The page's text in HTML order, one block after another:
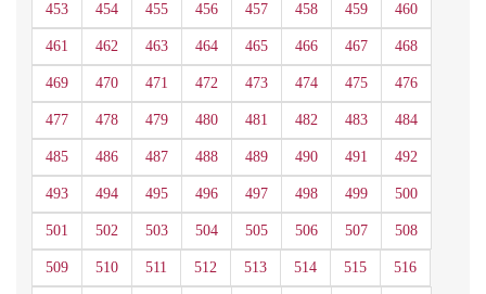
453 454 455 456 457 458 459 460
461 462 463 464 465 466 467 468
469 470 471 472 473 474 475 476
477 478 479 480 481 482 483 484
485 486 487 488 489 490 491 492
493 494 495 496 497 498 499 500
501 502 503 504 505 506 507 508
509 510 511 512 513 514 515 516